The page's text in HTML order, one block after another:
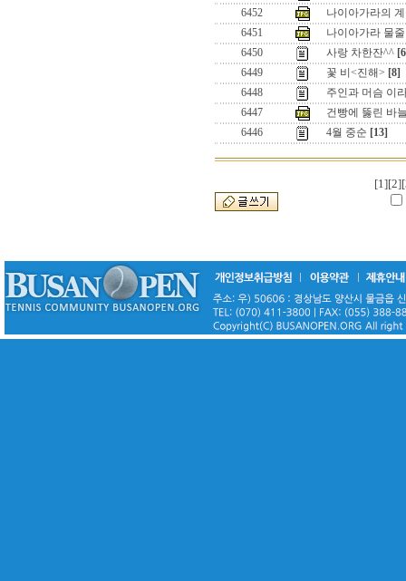
6452
나이아가라의
6451
나이아가라 물
6450
사랑 차한잔^^
6449
꽃 비<진해> [8]
6448
주인과 머슴 이
6447
건빵에 뚫린 바
6446
4월 중순 [13]
[1][2]